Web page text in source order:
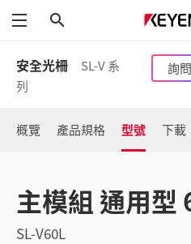
功能表
安全光柵
SL-V 系
列
詢
概覽 產品規格 型號 下載
主模組 通用型
SL-V60L